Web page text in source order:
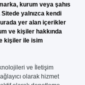
kurum veya şahıs
yalnızca kendi
yer alan içerikler
ve kişiler hakkında
kişiler ile isim
ve İletişim
olarak hizmet